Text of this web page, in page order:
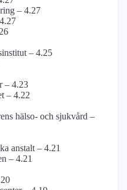
– 4.27
– 4.25
– 4.23
– 4.22
hälso- och sjukvård –
anstalt – 4.21
– 4.21